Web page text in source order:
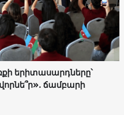
երիտասարդները՝
ճամբարի